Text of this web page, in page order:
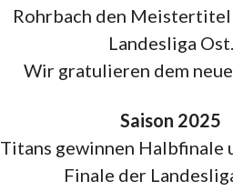
Rohrbach den
Landesliga Ost.
Wir gratulieren dem
Saison 2025
Titans gewinnen Halbfinale
Finale der